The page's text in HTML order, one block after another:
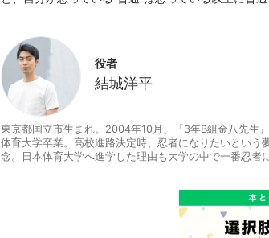
役者
結城洋平
東京都国立市生まれ。2004年10月、『3年B組金八先生
体育大学卒業。高校進路決定時、忍者になりたいとい
念。日本体育大学へ進学した理由も大学の中で一番忍者
タートーク 出演】 ザ・プレイボーイズ 復活公演 間男
北沢亭 脚本／演出：善雄善雄（ヨシオゼンユウ）